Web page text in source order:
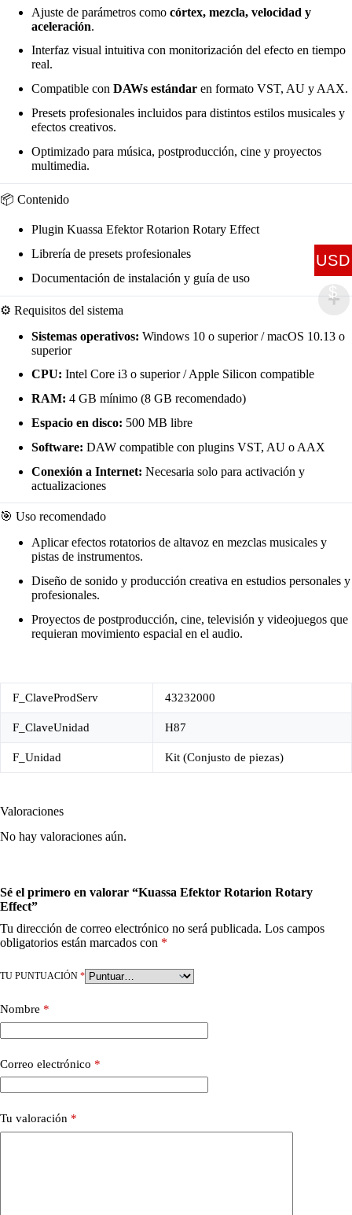
Ajuste de parámetros como córtex, mezcla, velocidad y
aceleración.
Interfaz visual intuitiva con monitorización del efecto en tiempo
real.
Compatible con DAWs estándar en formato VST, AU y AAX.
Presets profesionales incluidos para distintos estilos musicales y
efectos creativos.
Optimizado para música, postproducción, cine y proyectos
multimedia.
📦 Contenido
Plugin Kuassa Efektor Rotarion Rotary Effect
Librería de presets profesionales
Documentación de instalación y guía de uso
⚙️ Requisitos del sistema
Sistemas operativos: Windows 10 o superior / macOS 10.13 o
superior
CPU: Intel Core i3 o superior / Apple Silicon compatible
RAM: 4 GB mínimo (8 GB recomendado)
Espacio en disco: 500 MB libre
Software: DAW compatible con plugins VST, AU o AAX
Conexión a Internet: Necesaria solo para activación y
actualizaciones
🎯 Uso recomendado
Aplicar efectos rotatorios de altavoz en mezclas musicales y
pistas de instrumentos.
Diseño de sonido y producción creativa en estudios personales y
profesionales.
Proyectos de postproducción, cine, televisión y videojuegos que
requieran movimiento espacial en el audio.
F_ClaveProdServ 43232000
F_ClaveUnidad H87
F_Unidad Kit (Conjusto de piezas)
Valoraciones
No hay valoraciones aún.
Sé el primero en valorar “Kuassa Efektor Rotarion Rotary
Effect”
Tu dirección de correo electrónico no será publicada. Los campos
obligatorios están marcados con *
TU PUNTUACIÓN *
Nombre *
Correo electrónico *
Tu valoración *
USD
$